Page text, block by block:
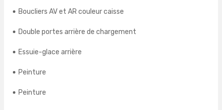
Boucliers AV et AR couleur caisse
Double portes arrière de chargement
Essuie-glace arrière
Peinture
Peinture